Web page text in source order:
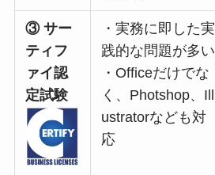
③ サー
ティフ
ァイ認
定試験
・実務に即した実
践的な問題が多い
・Officeだけでな
く、Photshop、Ill
ustratorなども対
応